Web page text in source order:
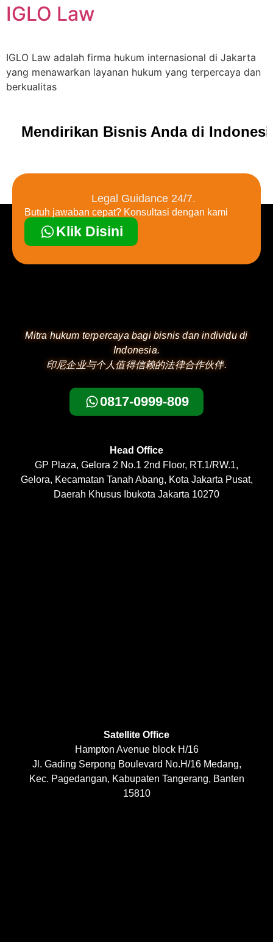
IGLO Law
IGLO Law adalah firma hukum internasional di Jakarta
yang menawarkan layanan hukum yang terpercaya dan
berkualitas
Mendirikan Bisnis Anda di
Legal Guidance 24/7.
Butuh jawaban cepat? Konsultasi dengan kami
Klik Disini
Mitra hukum terpercaya bagi bisnis dan individu di
Indonesia.
印尼企业与个人值得信赖的法律合作伙伴.
0817-0999-809
Head Office
GP Plaza, Gelora 2 No.1 2nd Floor, RT.1/RW.1,
Gelora, Kecamatan Tanah Abang, Kota Jakarta Pusat,
Daerah Khusus Ibukota Jakarta 10270
Satellite Office
Hampton Avenue block H/16
Jl. Gading Serpong Boulevard No.H/16 Medang,
Kec. Pagedangan, Kabupaten Tangerang, Banten
15810